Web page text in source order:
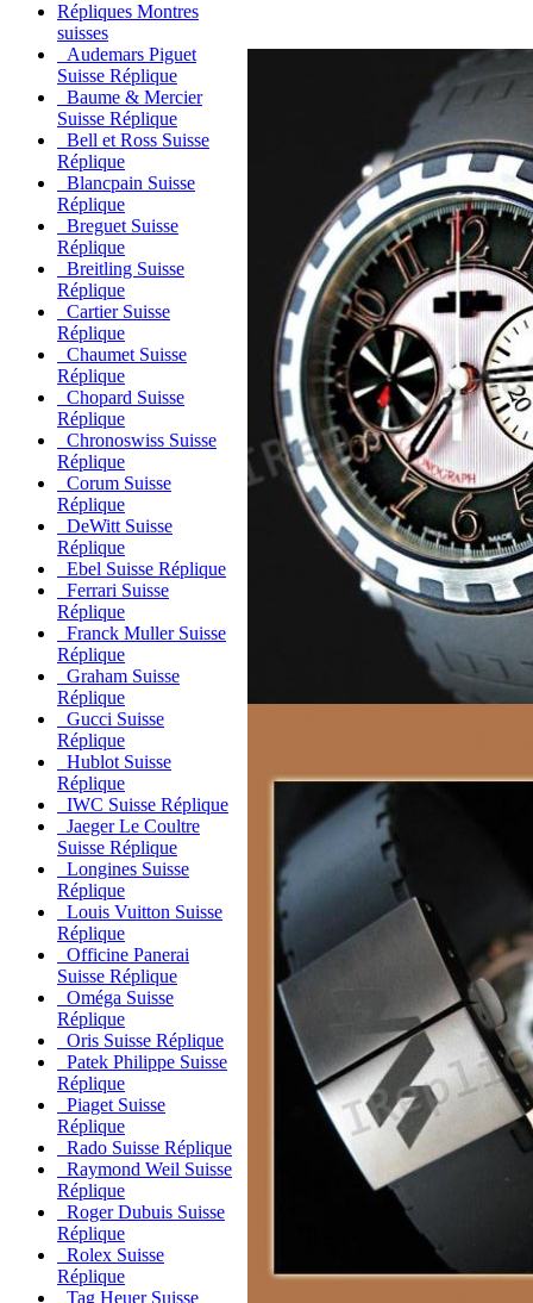
Répliques Montres
suisses
Audemars Piguet
Suisse Réplique
Baume & Mercier
Suisse Réplique
Bell et Ross Suisse
Réplique
Blancpain Suisse
Réplique
Breguet Suisse
Réplique
Breitling Suisse
Réplique
Cartier Suisse
Réplique
Chaumet Suisse
Réplique
Chopard Suisse
Réplique
Chronoswiss Suisse
Réplique
Corum Suisse
Réplique
DeWitt Suisse
Réplique
Ebel Suisse Réplique
Ferrari Suisse
Réplique
Franck Muller Suisse
Réplique
Graham Suisse
Réplique
Gucci Suisse
Réplique
Hublot Suisse
Réplique
IWC Suisse Réplique
Jaeger Le Coultre
Suisse Réplique
Longines Suisse
Réplique
Louis Vuitton Suisse
Réplique
Officine Panerai
Suisse Réplique
Oméga Suisse
Réplique
Oris Suisse Réplique
Patek Philippe Suisse
Réplique
Piaget Suisse
Réplique
Rado Suisse Réplique
Raymond Weil Suisse
Réplique
Roger Dubuis Suisse
Réplique
Rolex Suisse
Réplique
Tag Heuer Suisse